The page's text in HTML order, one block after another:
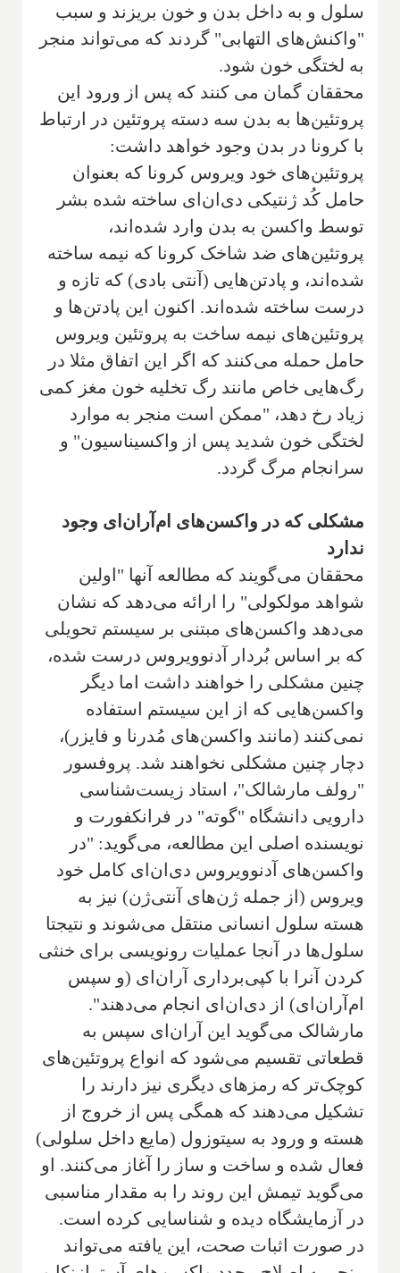
سلول و به داخل بدن و خون بریزند و سبب
"واکنش‌های التهابی" گردند که می‌تواند منجر
به لختگی خون شود.
محققان گمان می کنند که پس از ورود این
پروتئین‌ها به بدن سه دسته پروتئین در ارتباط
با کرونا در بدن وجود خواهد داشت:
پروتئین‌های خود ویروس کرونا که بعنوان
حامل کُد ژنتیکی دی‌ان‌ای ساخته شده بشر
توسط واکسن به بدن وارد شده‌اند،
پروتئین‌های ضد شاخک کرونا که نیمه ساخته
شده‌اند، و پادتن‌هایی (آنتی بادی) که تازه و
درست ساخته شده‌اند. اکنون این پادتن‌ها و
پروتئین‌های نیمه ساخت به پروتئین ویروس
حامل حمله می‌کنند که اگر این اتفاق مثلا در
رگ‌هایی خاص مانند رگ تخلیه خون مغز کمی
زیاد رخ دهد، "ممکن است منجر به موارد
لختگی خون شدید پس از واکسیناسیون" و
سرانجام مرگ گردد.
مشکلی که در واکسن‌های ام‌آر‌ان‌ای وجود
ندارد
محققان می‌گویند که مطالعه آنها "اولین
شواهد مولکولی" را ارائه می‌دهد که نشان
می‌دهد واکسن‌های مبتنی بر سیستم تحویلی
که بر اساس بُردار آدنوویروس درست شده،
چنین مشکلی را خواهند داشت اما دیگر
واکسن‌هایی که از این سیستم استفاده
نمی‌کنند (مانند واکسن‌های مُدرنا و فایزر)،
دچار چنین مشکلی نخواهند شد. پروفسور
"رولف مارشالک"، استاد زیست‌شناسی
دارویی دانشگاه "گوته" در فرانکفورت و
نویسنده اصلی این مطالعه، می‌گوید: "در
واکسن‌های آدنوویروس دی‌ان‌ای کامل خود
ویروس (از جمله ژن‌های آنتی‌ژن) نیز به
هسته سلول انسانی منتقل می‌شوند و نتیجتا
سلول‌ها در آنجا عملیات رونویسی برای خنثی
کردن آنرا با کپی‌برداری آر‌ان‌ای (و سپس
ام‌آر‌ان‌ای) از دی‌ان‌ای انجام می‌دهند".
مارشالک می‌گوید این آر‌ان‌ای سپس به
قطعاتی تقسیم می‌شود که انواع پروتئین‌های
کوچک‌تر که رمزهای دیگری نیز دارند را
تشکیل می‌دهند که همگی پس از خروج از
هسته و ورود به سیتوزول (مایع داخل سلولی)
فعال شده و ساخت و ساز را آغاز می‌کنند. او
می‌گوید تیمش این روند را به مقدار مناسبی
در آزمایشگاه دیده و شناسایی کرده است.
در صورت اثبات صحت، این یافته می‌تواند